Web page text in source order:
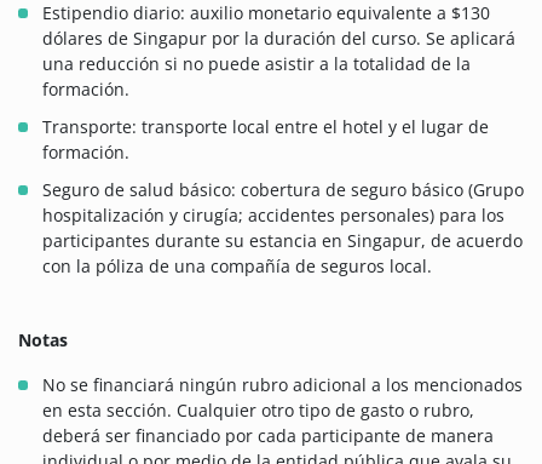
Estipendio diario: auxilio monetario equivalente a $130
dólares de Singapur por la duración del curso. Se aplicará
una reducción si no puede asistir a la totalidad de la
formación.
Transporte: transporte local entre el hotel y el lugar de
formación.
Seguro de salud básico: cobertura de seguro básico (Grupo
hospitalización y cirugía; accidentes personales) para los
participantes durante su estancia en Singapur, de acuerdo
con la póliza de una compañía de seguros local.
Notas
No se financiará ningún rubro adicional a los mencionados
en esta sección. Cualquier otro tipo de gasto o rubro,
deberá ser financiado por cada participante de manera